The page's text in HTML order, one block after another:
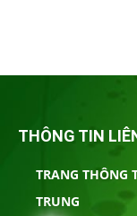
THÔNG TIN
TRANG THÔNG
TRUNG